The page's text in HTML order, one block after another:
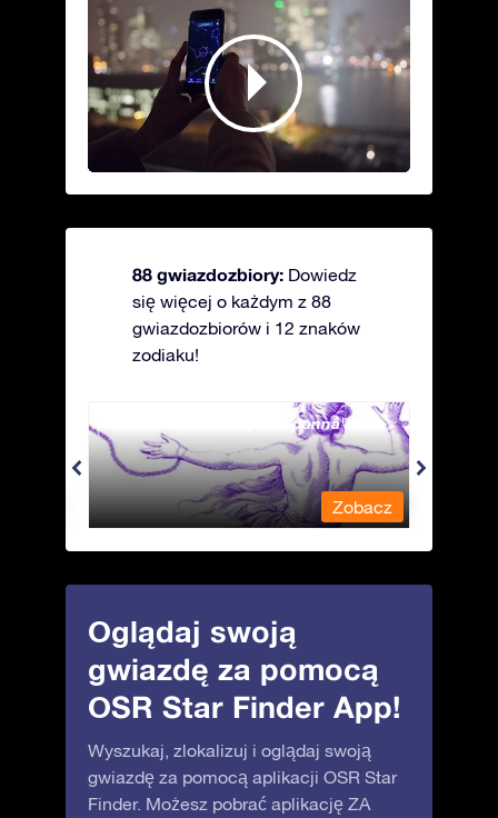
88 gwiazdozbiory: Dowiedz
się więcej o każdym z 88
gwiazdozbiorów i 12 znaków
zodiaku!
Andromeda - Związana panna
Zobacz
Oglądaj swoją
gwiazdę za pomocą
OSR Star Finder App!
Wyszukaj, zlokalizuj i oglądaj swoją
gwiazdę za pomocą aplikacji OSR Star
Finder. Możesz pobrać aplikację ZA